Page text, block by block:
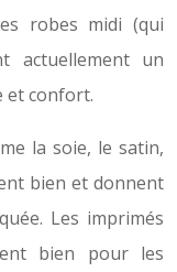
robes midi (qui
actuellement un
et confort.
la soie, le satin,
bien et donnent
Les imprimés
bien pour les